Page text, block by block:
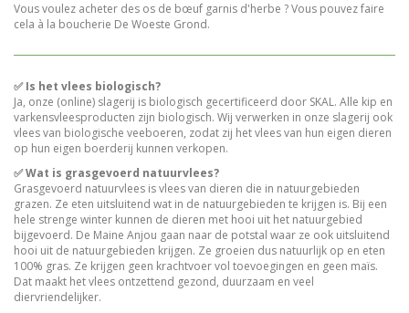
Vous voulez acheter des os de bœuf garnis d'herbe ? Vous pouvez faire
cela à la boucherie De Woeste Grond.
✅ Is het vlees biologisch?
Ja, onze (online) slagerij is biologisch gecertificeerd door SKAL. Alle kip en
varkensvleesproducten zijn biologisch. Wij verwerken in onze slagerij ook
vlees van biologische veeboeren, zodat zij het vlees van hun eigen dieren
op hun eigen boerderij kunnen verkopen.
✅ Wat is grasgevoerd natuurvlees?
Grasgevoerd natuurvlees is vlees van dieren die in natuurgebieden
grazen. Ze eten uitsluitend wat in de natuurgebieden te krijgen is. Bij een
hele strenge winter kunnen de dieren met hooi uit het natuurgebied
bijgevoerd. De Maine Anjou gaan naar de potstal waar ze ook uitsluitend
hooi uit de natuurgebieden krijgen. Ze groeien dus natuurlijk op en eten
100% gras. Ze krijgen geen krachtvoer vol toevoegingen en geen maïs.
Dat maakt het vlees ontzettend gezond, duurzaam en veel
diervriendelijker.